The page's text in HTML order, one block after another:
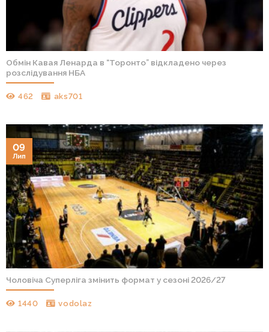
Обмін Кавая Ленарда в “Торонто” відкладено через
розслідування НБА
462 aks701
Чоловіча Суперліга змінить формат у сезоні 2026/27
1440 vodolaz
09
Лип